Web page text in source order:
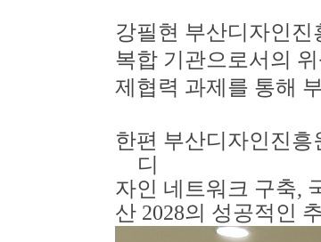
강필현 부산디자인진
복합 기관으로서의
제협력 과제를 통해
한편 부산디자인진흥
디
자인 네트워크 구축,
산 2028의 성공적인